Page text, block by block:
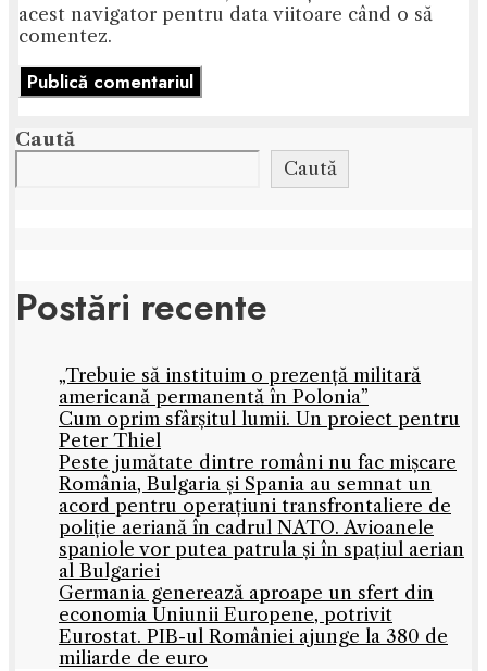
acest navigator pentru data viitoare când o să
comentez.
Caută
Caută
Postări recente
„Trebuie să instituim o prezență militară
americană permanentă în Polonia”
Cum oprim sfârșitul lumii. Un proiect pentru
Peter Thiel
Peste jumătate dintre români nu fac mișcare
România, Bulgaria și Spania au semnat un
acord pentru operațiuni transfrontaliere de
poliție aeriană în cadrul NATO. Avioanele
spaniole vor putea patrula și în spațiul aerian
al Bulgariei
Germania generează aproape un sfert din
economia Uniunii Europene, potrivit
Eurostat. PIB-ul României ajunge la 380 de
miliarde de euro